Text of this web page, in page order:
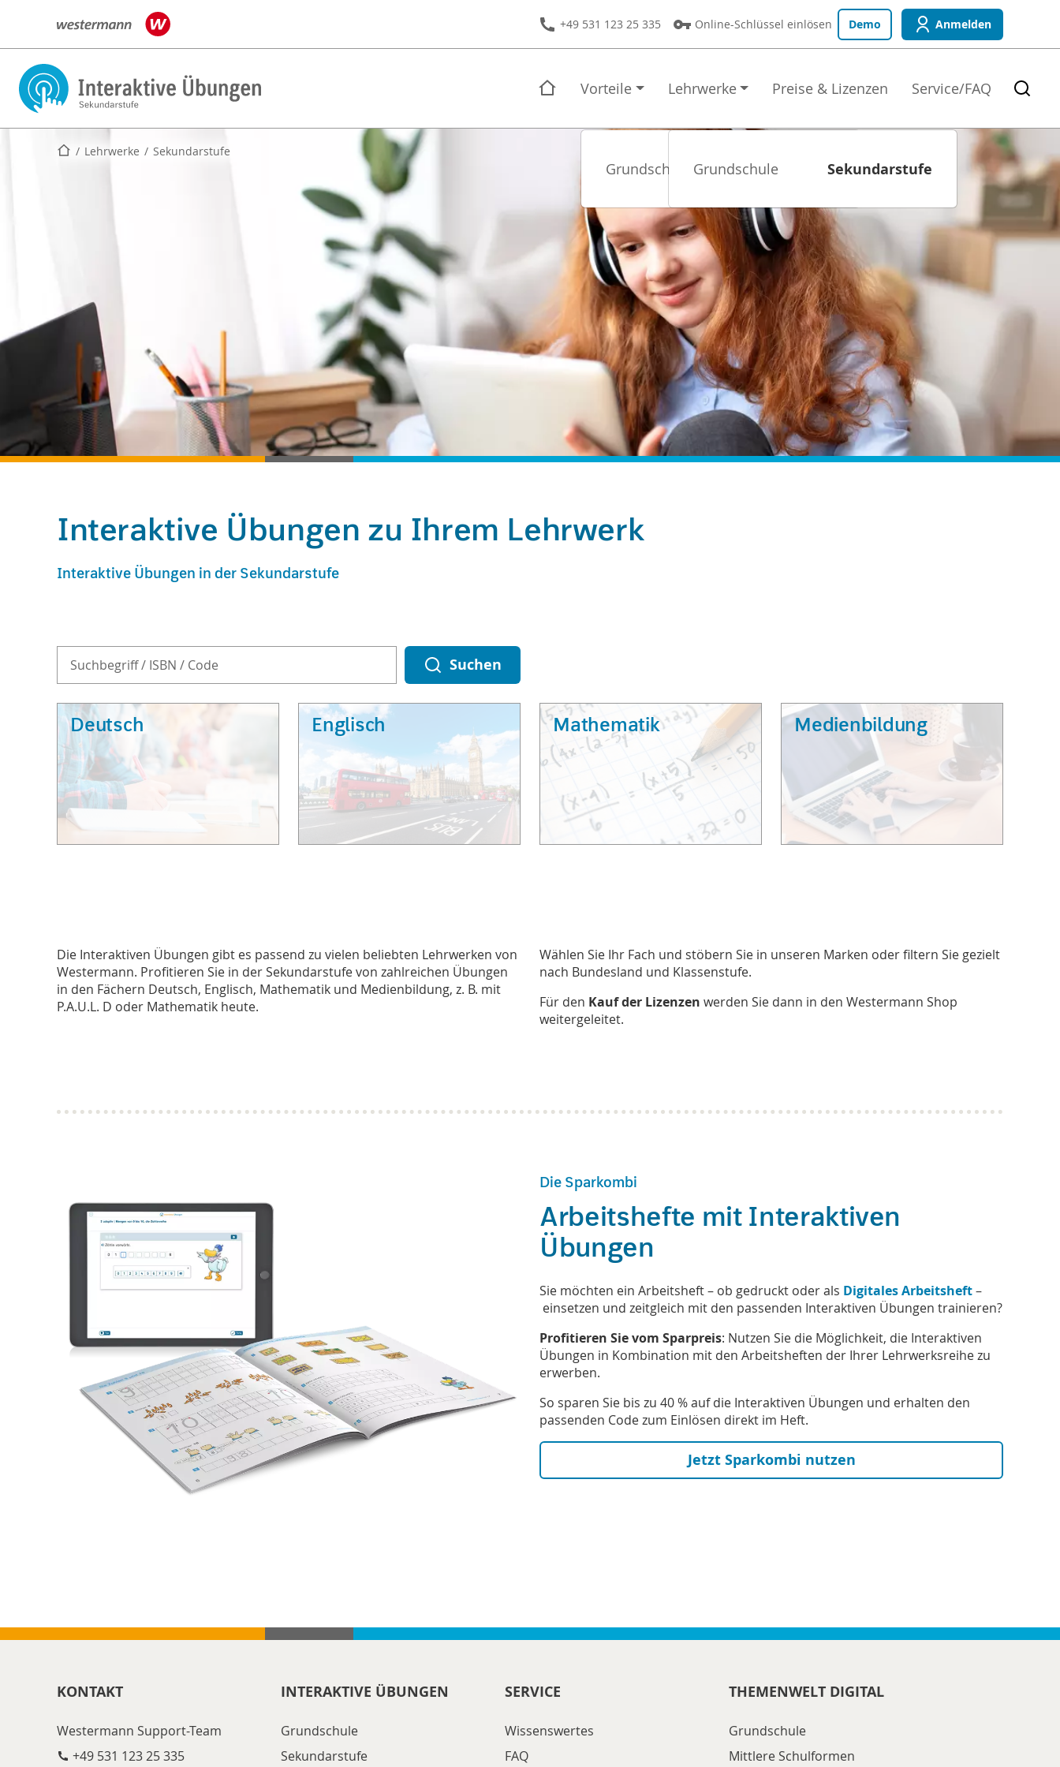
+49 531 123 25 335 Online-Schlüssel einlösen Demo Anmelden
Vorteile
Grundschule Sekundarstufe
Lehrwerke
Grundschule Sekundarstufe
Preise & Lizenzen Service/FAQ
Startseite
Lehrwerke Sekundarstufe
Interaktive Übungen zu Ihrem Lehrwerk
Interaktive Übungen in der Sekundarstufe
Suchen
Deutsch Englisch Mathematik Medienbildung
Die Interaktiven Übungen gibt es passend zu vielen beliebten Lehrwerken von
Westermann. Profitieren Sie in der Sekundarstufe von zahlreichen Übungen
in den Fächern Deutsch, Englisch, Mathematik und Medienbildung, z. B. mit
P.A.U.L. D oder Mathematik heute.
Wählen Sie Ihr Fach und stöbern Sie in unseren Marken oder filtern Sie gezielt
nach Bundesland und Klassenstufe.
Für den Kauf der Lizenzen werden Sie dann in den Westermann Shop
weitergeleitet.
Die Sparkombi
Arbeitshefte mit Interaktiven
Übungen
Sie möchten ein Arbeitsheft – ob gedruckt oder als Digitales Arbeitsheft–
einsetzen und zeitgleich mit den passenden Interaktiven Übungen trainieren?
Profitieren Sie vom Sparpreis: Nutzen Sie die Möglichkeit, die Interaktiven
Übungen in Kombination mit den Arbeitsheften der Ihrer Lehrwerksreihe zu
erwerben.
So sparen Sie bis zu 40 % auf die Interaktiven Übungen und erhalten den
passenden Code zum Einlösen direkt im Heft.
Jetzt Sparkombi nutzen
KONTAKT
Westermann Support-Team
+49 531 123 25 335
INTERAKTIVE ÜBUNGEN
Grundschule
Sekundarstufe
SERVICE
Wissenswertes
FAQ
THEMENWELT DIGITAL
Grundschule
Mittlere Schulformen